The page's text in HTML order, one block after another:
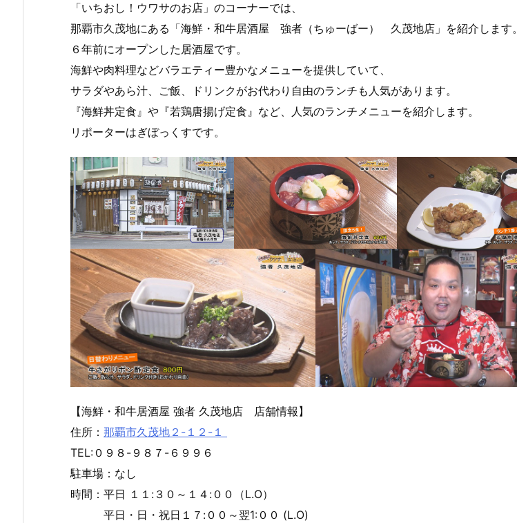
「いちおし！ウワサのお店」のコーナーでは、
那覇市久茂地にある「海鮮・和牛居酒屋 強者（ちゅーばー） 久茂地店」を紹介します。
６年前にオープンした居酒屋です。
海鮮や肉料理などバラエティー豊かなメニューを提供していて、
サラダやあら汁、ご飯、ドリンクがお代わり自由のランチも人気があります。
『海鮮丼定食』や『若鶏唐揚げ定食』など、人気のランチメニューを紹介します。
リポーターはぎぼっくすです。
【海鮮・和牛居酒屋 強者 久茂地店 店舗情報】
住所： 那覇市久茂地２-１２-１
TEL:０９８-９８７-６９９６
駐車場：なし
時間：平日 １１:３０～１４:００（L.O）
平日・日・祝日１７:００～翌1:００ (L.O)